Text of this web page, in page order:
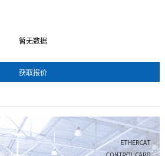
暂无数据
暂无数据